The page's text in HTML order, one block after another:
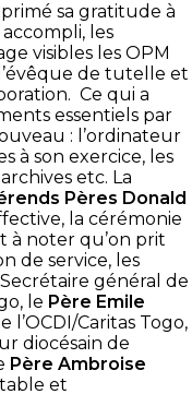
sa gratitude à
les
visibles les OPM
de tutelle et
Ce qui a
essentiels par
: l’ordinateur
à son exercice, les
etc. La
Pères Donald
la cérémonie
à noter qu’on prit
de service, les
général de
le Père Emile
l’OCDI/Caritas Togo,
diocésain de
Père Ambroise
et